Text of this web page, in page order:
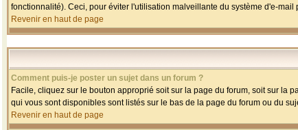
fonctionnalité). Ceci, pour éviter l'utilisation malveillante du système d'e-mail
Revenir en haut de page
Comment puis-je poster un sujet dans un forum ?
Facile, cliquez sur le bouton approprié soit sur la page du forum, soit sur la
qui vous sont disponibles sont listés sur le bas de la page du forum ou du
Revenir en haut de page